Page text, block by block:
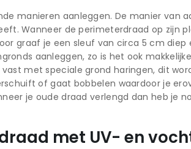
manieren aanleggen. De manier van
Wanneer de perimeterdraad op zijn
graaf je een sleuf van circa 5 cm
aanleggen, zo is het ook
met speciale grond haringen, dit
of gaat bobbelen waardoor je
je oude draad verlengd dan heb je
met UV- en